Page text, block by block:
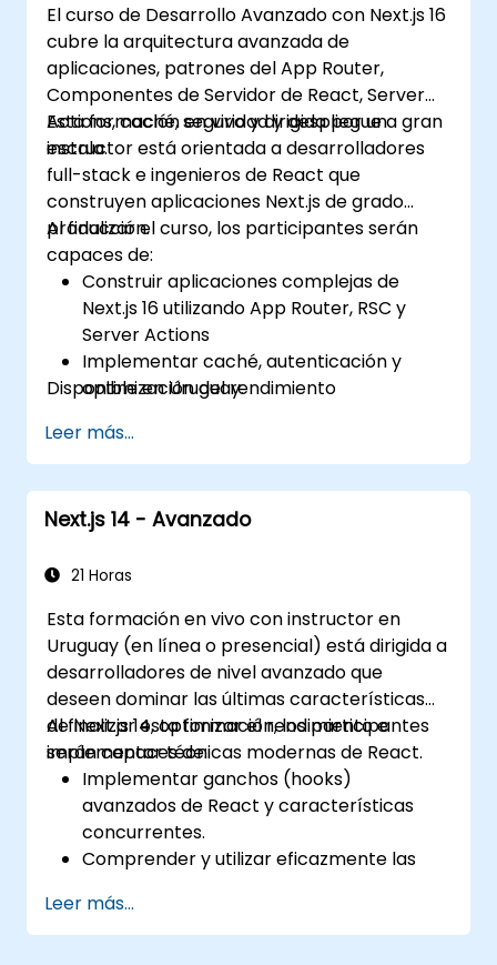
El curso de Desarrollo Avanzado con Next.js 16
cubre la arquitectura avanzada de
aplicaciones, patrones del App Router,
Componentes de Servidor de React, Server
Actions, caché, seguridad y despliegue a gran
escala.
Esta formación en vivo y dirigida por un
instructor está orientada a desarrolladores
full-stack e ingenieros de React que
construyen aplicaciones Next.js de grado
producción.
Al finalizar el curso, los participantes serán
capaces de:
Construir aplicaciones complejas de
Next.js 16 utilizando App Router, RSC y
Server Actions
Implementar caché, autenticación y
optimización del rendimiento
producción a gran escala
Disponible en Uruguay.
Leer más...
Next.js 14 - Avanzado
21 Horas
Esta formación en vivo con instructor en
Uruguay (en línea o presencial) está dirigida a
desarrolladores de nivel avanzado que
deseen dominar las últimas características
de Next.js 14, optimizar el rendimiento e
implementar técnicas modernas de React.
Al finalizar esta formación, los participantes
serán capaces de:
Implementar ganchos (hooks)
avanzados de React y características
concurrentes.
Comprender y utilizar eficazmente las
Aprovechar los Server Components,
Server Actions y enfoques de renderizado
Leer más...